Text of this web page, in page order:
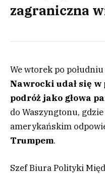
zagraniczna
We wtorek po
Nawrocki udał się
podróż jako głowa
do Waszyngtonu,
amerykańskim
Trumpem.
Szef Biura Polityki